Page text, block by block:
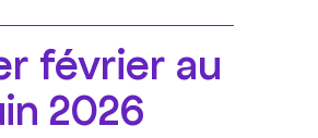
février au
2026